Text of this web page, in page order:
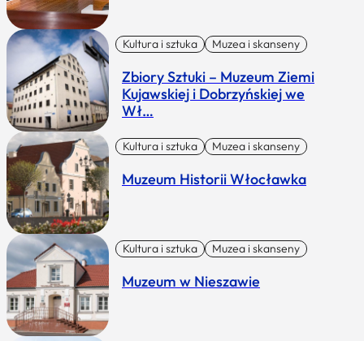
Kultura i sztuka Muzea i skanseny
Zbiory Sztuki – Muzeum Ziemi
Kujawskiej i Dobrzyńskiej we
Wł…
Kultura i sztuka Muzea i skanseny
Muzeum Historii Włocławka
Kultura i sztuka Muzea i skanseny
Muzeum w Nieszawie